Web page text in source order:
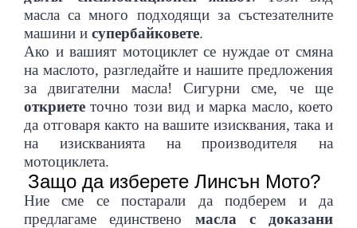
СЪЕДИНИТЕЛ НА МОТОР
масла са много подходящи за състезателните
машини и супербайковете.
Ако и вашият мотоциклет се нуждае от смяна
на маслото, разгледайте и нашите предложения
за двигателни масла! Сигурни сме, че ще
откриететочно този вид и марка масло, което
да отговаря както на вашите изисквания, така и
на изискванията на производителя на
мотоциклета.
Защо да изберете Линсън Мото?
Ние сме се постарали да подберем и да
предлагаме единствено масла с доказани